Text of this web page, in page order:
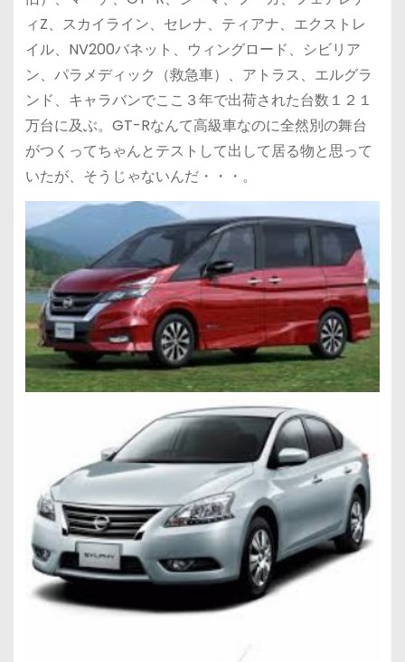
ィZ、スカイライン、セレナ、ティアナ、エクストレ
イル、NV200バネット、ウィングロード、シビリア
ン、パラメディック（救急車）、アトラス、エルグラ
ンド、キャラバンでここ３年で出荷された台数１２１
万台に及ぶ。GT-Rなんて高級車なのに全然別の舞台
がつくってちゃんとテストして出して居る物と思って
いたが、そうじゃないんだ・・・。